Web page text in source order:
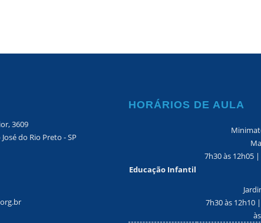
3609
José do Rio Preto - SP
HORÁRIOS DE AULA
Educação Infantil
7h30 às 12h05
7h30 às 12h10